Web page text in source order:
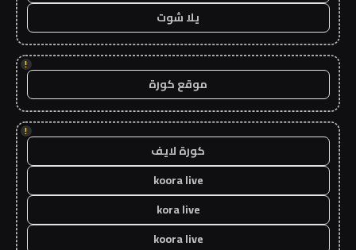
يلا شوت
!
موقع كورة
!
كورة لايف
koora live
kora live
koora live